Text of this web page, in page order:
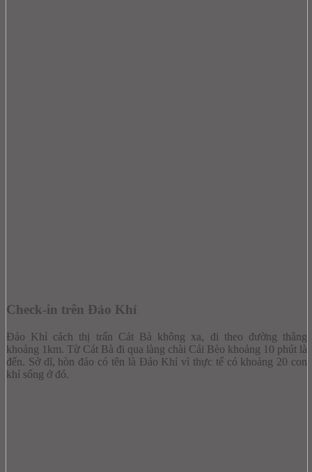
Check-in trên Đảo Khỉ
Đảo Khỉ cách thị trấn Cát Bà không xa, đi theo đường thẳng
khoảng 1km. Từ Cát Bà đi qua làng chài Cái Bèo khoảng 10 phút là
đến. Sở dĩ, hòn đảo có tên là Đảo Khỉ vì thực tế có khoảng 20 con
khỉ sống ở đó.